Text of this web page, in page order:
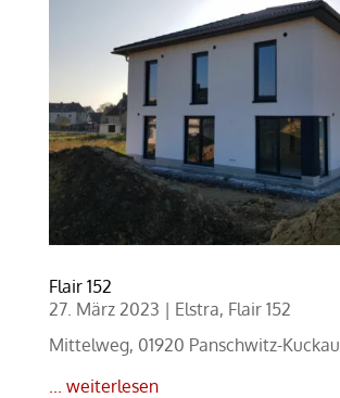
Flair 152
27. März 2023 | Elstra, Flair 152
Mittelweg, 01920 Panschwitz-Kuckau
... weiterlesen